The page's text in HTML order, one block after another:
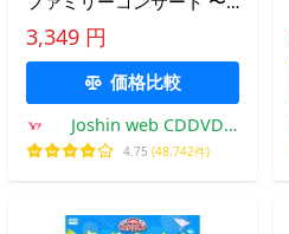
きっと、あしたは〜【Blu-
ray】/子供向け[Blu-ray]
【返品種別A】
3,349 円
価格比較
Joshin web CDDVD
Yahoo!店
4.75 (48,742件)